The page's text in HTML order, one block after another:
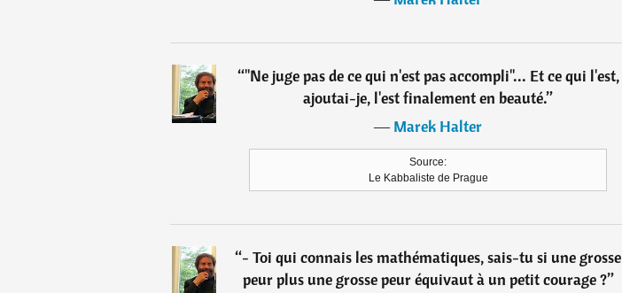
“"Ne juge pas de ce qui n'est pas accompli"... Et ce qui l'est,
ajoutai-je, l'est finalement en beauté.”
―Marek Halter
Source:
Le Kabbaliste de Prague
“- Toi qui connais les mathématiques, sais-tu si une grosse
peur plus une grosse peur équivaut à un petit courage ?”